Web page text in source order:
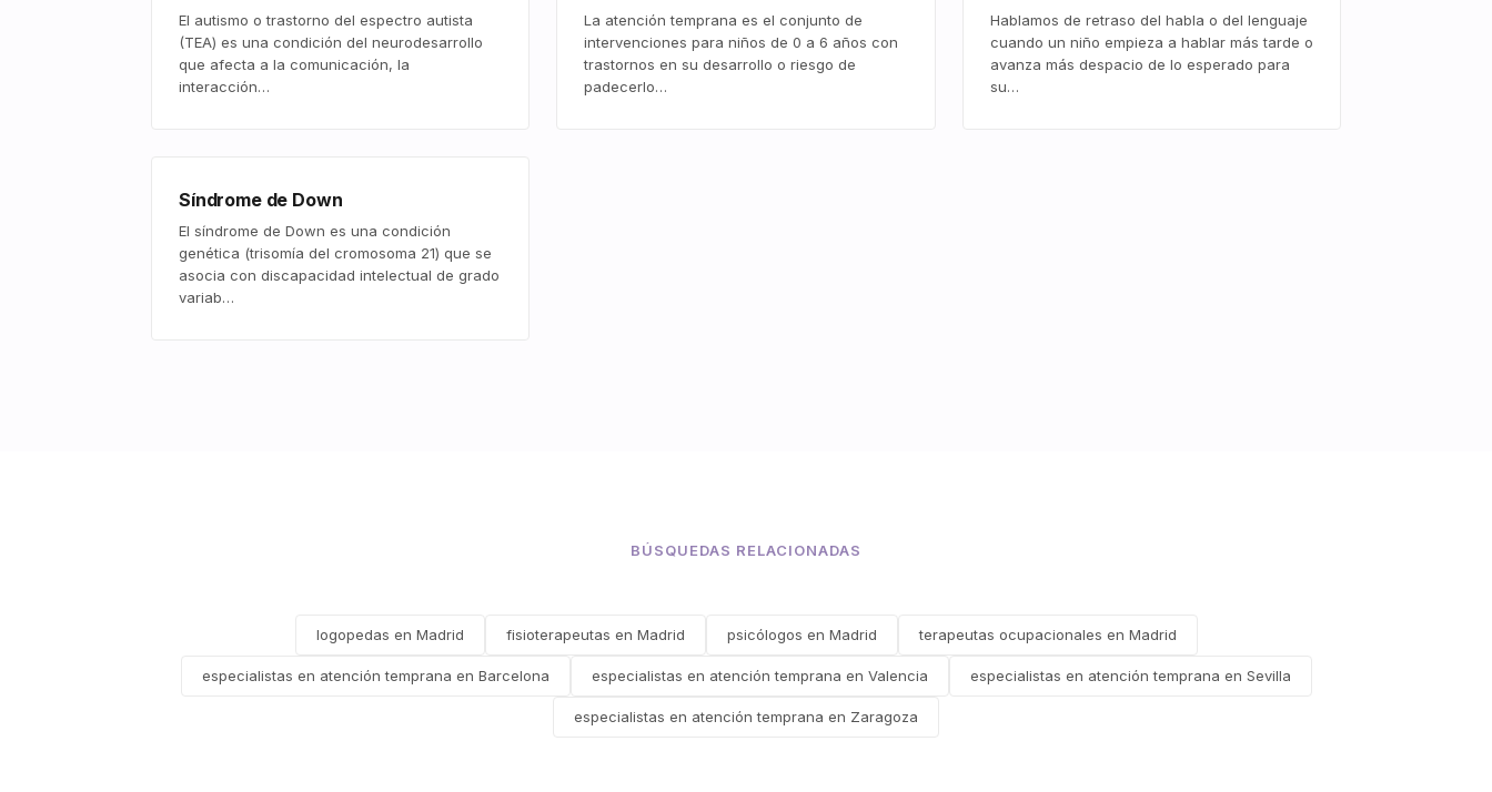
El autismo o trastorno del espectro autista
(TEA) es una condición del neurodesarrollo
que afecta a la comunicación, la
interacción…
La atención temprana es el conjunto de
intervenciones para niños de 0 a 6 años con
trastornos en su desarrollo o riesgo de
padecerlo…
Hablamos de retraso del habla o del lenguaje
cuando un niño empieza a hablar más tarde o
avanza más despacio de lo esperado para
su…
Síndrome de Down
El síndrome de Down es una condición
genética (trisomía del cromosoma 21) que se
asocia con discapacidad intelectual de grado
variab…
BÚSQUEDAS RELACIONADAS
logopedas en Madrid fisioterapeutas en Madrid psicólogos en Madrid terapeutas ocupacionales en Madrid
especialistas en atención temprana en Barcelona especialistas en atención temprana en Valencia especialistas en atención temprana en Sevilla
especialistas en atención temprana en Zaragoza